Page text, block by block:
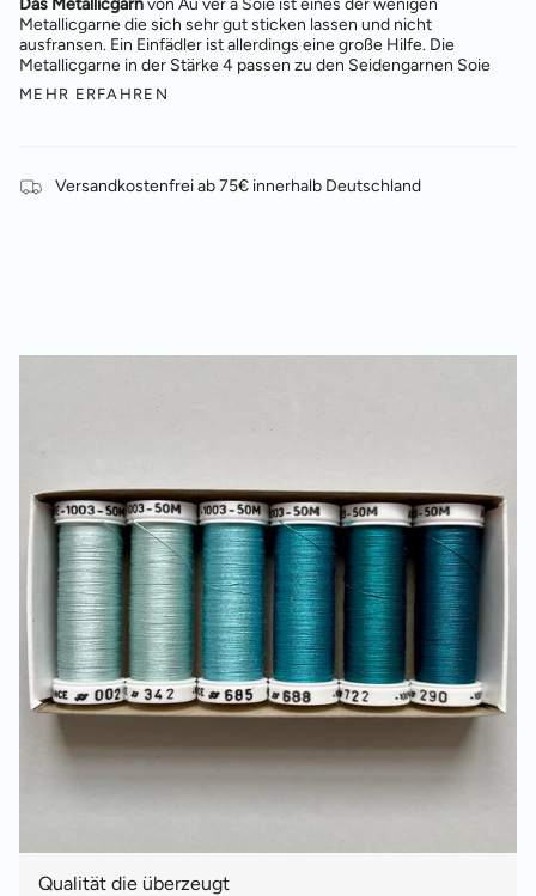
Metallicgarne die sich sehr gut sticken lassen und nicht
ausfransen. Ein Einfädler ist allerdings eine große Hilfe. Die
Metallicgarne in der Stärke 4 passen zu den Seidengarnen Soie
MEHR ERFAHREN
Versandkostenfrei ab 75€ innerhalb Deutschland
Qualität die überzeugt